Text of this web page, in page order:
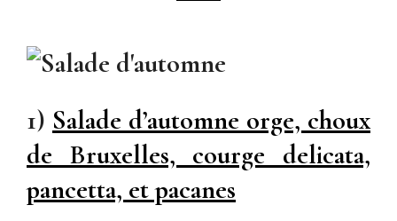
1) Salade d’automne orge, choux
de Bruxelles, courge delicata,
pancetta, et pacanes